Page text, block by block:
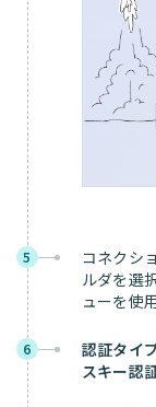
5
コネクシ
ルダを選
ューを使
6 認証タイ
スキー認